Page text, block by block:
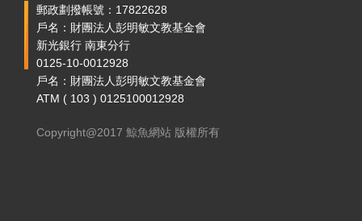
郵政劃撥帳號：17822628
戶名：財團法人彭明敏文教基金會
新光銀行 南東分行
0125-10-0012928
戶名：財團法人彭明敏文教基金會
ATM ( 103 ) 0125100012928
Copyright@2017 鯨魚網站 版權所有